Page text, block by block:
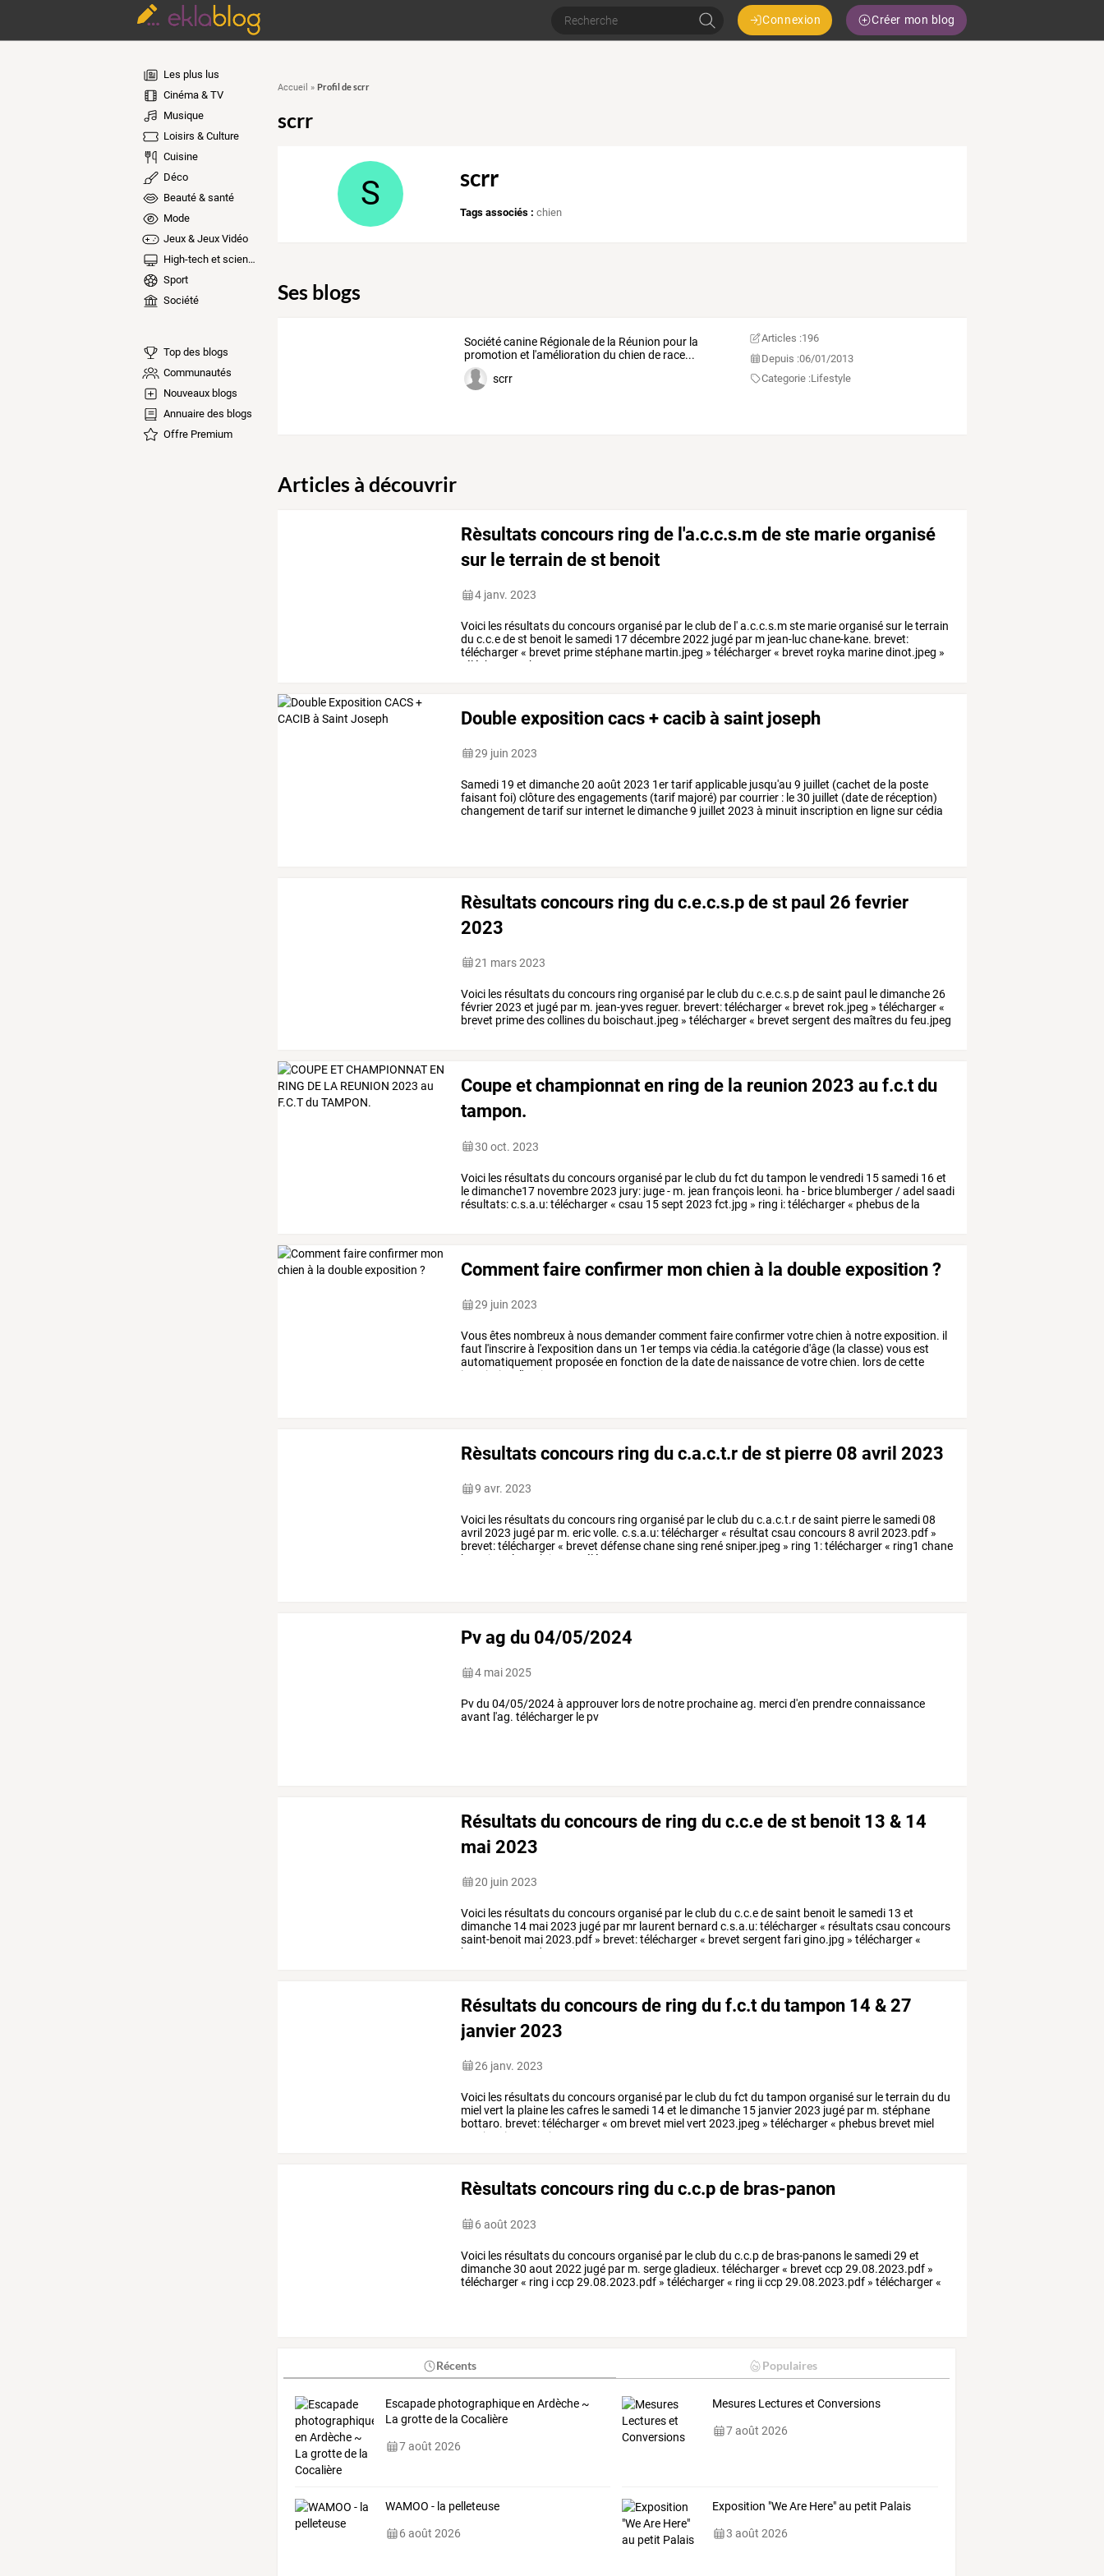
Connexion Créer mon blog
Les plus lus
Cinéma & TV
Musique
Loisirs & Culture
Cuisine
Déco
Beauté & santé
Mode
Jeux & Jeux Vidéo
High-tech et sciences
Sport
Société
Top des blogs
Communautés
Nouveaux blogs
Annuaire des blogs
Offre Premium
Accueil » Profil de scrr
scrr
S scrr
Tags associés : chien
Ses blogs
Société canine Régionale de la Réunion pour la
promotion et l'amélioration du chien de race...
scrr
Articles :196
Depuis :06/01/2013
Categorie :Lifestyle
Articles à découvrir
Rèsultats concours ring de l'a.c.c.s.m de ste marie organisé
sur le terrain de st benoit
4 janv. 2023
Voici les résultatsdu concoursorganisé par leclubde l'a.c.c.s.mste marieorganisésur leterrain
du c.c.edest benoit lesamedi 17décembre2022 jugé par m jean-lucchane-kane. brevet:
télécharger« brevet primestéphane martin.jpeg » télécharger« brevet royka marinedinot.jpeg »
télécharger
brevet
Double exposition cacs + cacib à saint joseph
29 juin 2023
Samedi 19 et dimanche 20 août 2023 1er tarif applicable jusqu'au 9 juillet (cachet de la poste
faisant foi) clôture des engagements (tarif majoré) par courrier : le 30 juillet (date de réception)
changement de tarif sur internet le dimanche 9 juillet 2023 à minuit inscription en ligne sur cédia
Rèsultats concours ring du c.e.c.s.p de st paul 26 fevrier
2023
21 mars 2023
Voici les résultatsdu concours ring organisé par leclubdu c.e.c.s.pdesaint paul ledimanche26
février2023 et jugé par m. jean-yves reguer. brevert:télécharger« brevet rok.jpeg » télécharger«
brevet primedescollinesdu boischaut.jpeg » télécharger« brevet sergent des maîtresdu feu.jpeg
ring
Coupe et championnat en ring de la reunion 2023 au f.c.t du
tampon.
30 oct. 2023
Voici les résultatsdu concoursorganisé par leclubdu fct du tampon levendredi 15samedi 16et
ledimanche17 novembre2023 jury: juge- m. jean françois leoni. ha - brice blumberger /adel saadi
résultats:c.s.a.u:télécharger« csau 15sept 2023 fct.jpg » ring i:télécharger« phebusde la
Comment faire confirmer mon chien à la double exposition ?
29 juin 2023
Vousêtes nombreuxà nousdemandercomment faireconfirmervotrechien à notreexposition. il
faut l'inscrireà l'exposition dans un 1ertempsvia cédia.la catégoried'âge (la classe) vousest
automatiquement proposéeen fonction de la datede naissancedevotrechien. lorsdecette
inscription,
l'option
Rèsultats concours ring du c.a.c.t.r de st pierre 08 avril 2023
9 avr. 2023
Voici les résultats du concours ring organisé par le club du c.a.c.t.r de saint pierre le samedi 08
avril 2023 jugé par m. eric volle. c.s.a.u: télécharger « résultat csau concours 8 avril 2023.pdf »
brevet: télécharger « brevet défense chane sing rené sniper.jpeg » ring 1: télécharger « ring1 chane
kane jean luc rok.jpeg » télé
Pv ag du 04/05/2024
4 mai 2025
Pv du 04/05/2024 à approuver lors de notre prochaine ag. merci d'en prendre connaissance
avant l'ag. télécharger le pv
Résultats du concours de ring du c.c.e de st benoit 13 & 14
mai 2023
20 juin 2023
Voici les résultatsdu concoursorganisé par leclubdu c.c.edesaint benoit lesamedi 13 et
dimanche 14 mai2023 jugé par mr laurent bernard c.s.a.u:télécharger« résultatscsau concours
saint-benoit mai2023.pdf » brevet:télécharger« brevet sergent farigino.jpg » télécharger«
brevet
snipper des maitres
Résultats du concours de ring du f.c.t du tampon 14 & 27
janvier 2023
26 janv. 2023
Voici les résultatsdu concoursorganisé par leclubdu fct du tampon organisésur leterrain du du
miel vert la plaine lescafres lesamedi 14et ledimanche 15 janvier2023 jugé par m. stéphane
bottaro. brevet:télécharger« om brevet miel vert 2023.jpeg » télécharger« phebus brevet miel
janvier 2023.jpeg
Rèsultats concours ring du c.c.p de bras-panon
6 août 2023
Voici les résultats du concours organisé par le club du c.c.p de bras-panons le samedi 29 et
dimanche 30 aout 2022 jugé par m. serge gladieux. télécharger « brevet ccp 29.08.2023.pdf »
télécharger « ring i ccp 29.08.2023.pdf » télécharger « ring ii ccp 29.08.2023.pdf » télécharger «
Récents Populaires
Escapade photographique en Ardèche ~
La grotte de la Cocalière
7 août 2026
Mesures Lectures et Conversions
7 août 2026
WAMOO - la pelleteuse
6 août 2026
Exposition "We Are Here" au petit Palais
3 août 2026